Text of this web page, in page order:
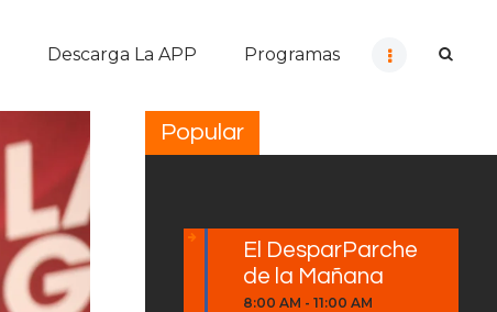
Descarga La APP Programas
Popular
El DesparParche
de la Mañana
8:00 AM -11:00 AM